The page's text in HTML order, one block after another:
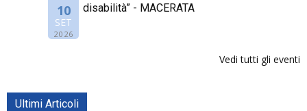
10
SET
2026
disabilità” - MACERATA
Vedi tutti gli eventi
Ultimi Articoli